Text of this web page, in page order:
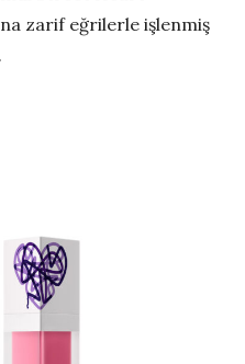
zarif eğrilerle işlenmiş